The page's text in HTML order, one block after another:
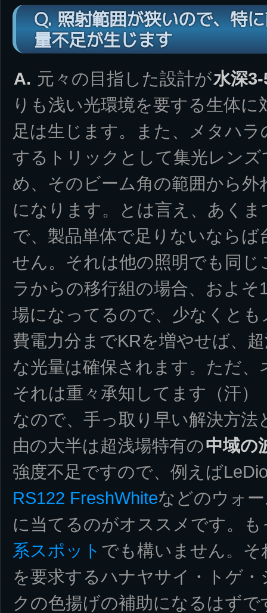
Q. 照射範囲が狭いので、特
量不足が生じます
A. 元々の目指した設計が水深
りも浅い光環境を要する生体
足は生じます。また、メタハ
するトリックとして集光レン
め、そのビーム角の範囲から
になります。とは言え、あく
で、製品単体で足りないなら
せん。それは他の照明でも同
ラからの移行組の場合、およ
場になってるので、少なくと
費電力分までKRを増やせば、
な光量は確保されます。ただ
それは重々承知してます（汗）
なので、手っ取り早い解決方法
由の大半は超浅場特有の中域の
強度不足ですので、例えば
RS122 FreshWhiteなどのウォ
に当てるのがオススメです。
系スポット でも構いません。
を要求するハナヤサイ・トゲ
クの色揚げの補助になるはずで